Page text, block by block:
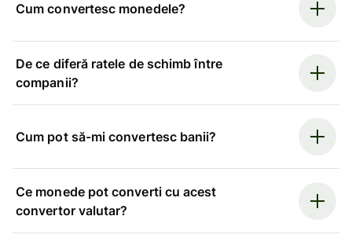
Cum convertesc monedele?
De ce diferă ratele de schimb între
companii?
Cum pot să-mi convertesc banii?
Ce monede pot converti cu acest
convertor valutar?